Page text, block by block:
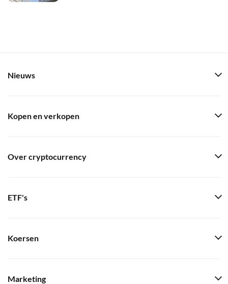
Nieuws
Kopen en verkopen
Over cryptocurrency
ETF's
Koersen
Marketing